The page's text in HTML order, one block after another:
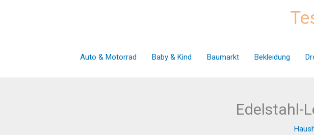
Auto & Motorrad Baby & Kind Baumarkt Bekleidung
Edelstahl-